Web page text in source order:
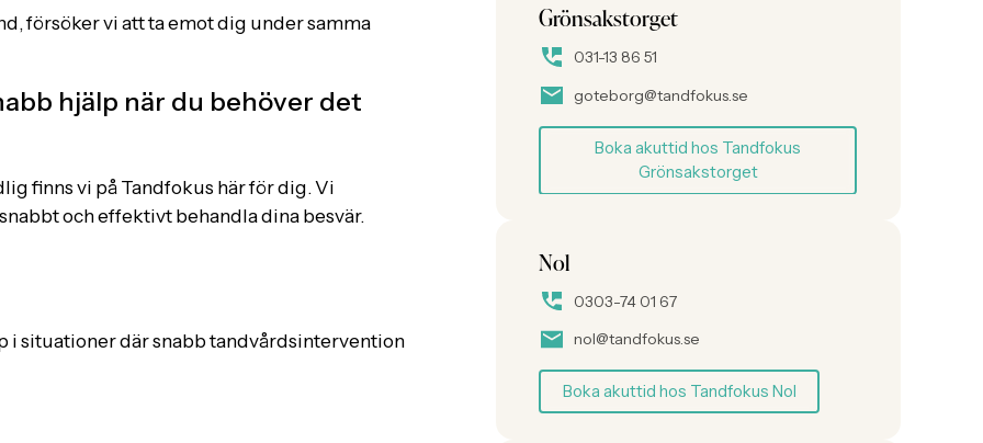
försöker vi att ta emot dig under samma
hjälp när du behöver det
finns vi på Tandfokus här för dig. Vi
och effektivt behandla dina besvär.
i situationer där snabb tandvårdsintervention
Grönsakstorget
031-13 86 51
goteborg@tandfokus.se
Boka akuttid hos Tandfokus
Grönsakstorget
Nol
0303-74 01 67
nol@tandfokus.se
Boka akuttid hos Tandfokus Nol